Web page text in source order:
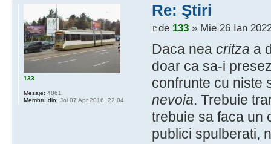
Re: Ştiri
de 133» Mie 26 Ian
Daca nea critza a
doar ca sa-i
confrunte cu niste
nevoia. Trebuie
trebuie sa faca un
publici spulberati,
133
Mesaje: 4861
Membru din: Joi 07 Apr 2016, 22:04